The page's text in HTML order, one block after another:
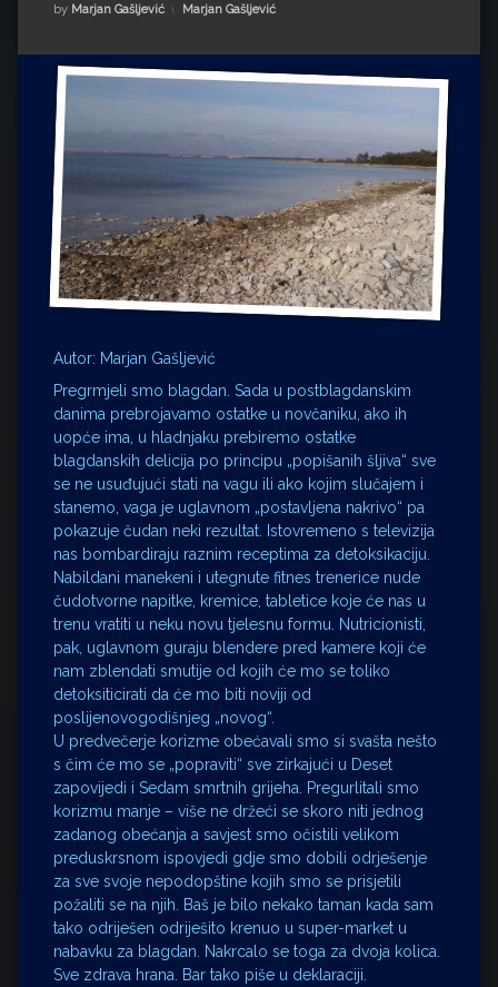
Impressum
Milenko Strižak
Drugi autori
Drugi autori
Matea Andrić
Ljiljana Lekanić-Kljaić
Željko Krznarić
Mario Lovreković
by Marjan Gašljević Kategorije:
Marjan Gašljević
Autor: Marjan Gašljević
Pregrmjeli smo blagdan. Sada u postblagdanskim
danima prebrojavamo ostatke u novčaniku, ako ih
uopće ima, u hladnjaku prebiremo ostatke
blagdanskih delicija po principu „popišanih šljiva“ sve
se ne usuđujući stati na vagu ili ako kojim slučajem i
stanemo, vaga je uglavnom „postavljena nakrivo“ pa
pokazuje čudan neki rezultat. Istovremeno s televizija
nas bombardiraju raznim receptima za detoksikaciju.
Nabildani manekeni i utegnute fitnes trenerice nude
čudotvorne napitke, kremice, tabletice koje će nas u
trenu vratiti u neku novu tjelesnu formu. Nutricionisti,
pak, uglavnom guraju blendere pred kamere koji će
nam zblendati smutije od kojih će mo se toliko
detoksiticirati da će mo biti noviji od
poslijenovogodišnjeg „novog“.
U predvečerje korizme obećavali smo si svašta nešto
s čim će mo se „popraviti“ sve zirkajući u Deset
zapovijedi i Sedam smrtnih grijeha. Pregurlitali smo
korizmu manje – više ne držeći se skoro niti jednog
zadanog obećanja a savjest smo očistili velikom
preduskrsnom ispovjedi gdje smo dobili odrješenje
za sve svoje nepodopštine kojih smo se prisjetili
požaliti se na njih. Baš je bilo nekako taman kada sam
tako odriješen odriješito krenuo u super-market u
nabavku za blagdan. Nakrcalo se toga za dvoja kolica.
Sve zdrava hrana. Bar tako piše u deklaraciji.